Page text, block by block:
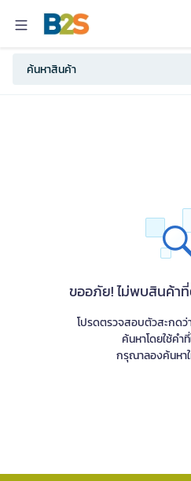
ขออภัย! ไม่พบสินค้า
โปรดตรวจสอบตัวสะกด
ค้นหาโดยใช้คำ
กรุณาลองค้นหา